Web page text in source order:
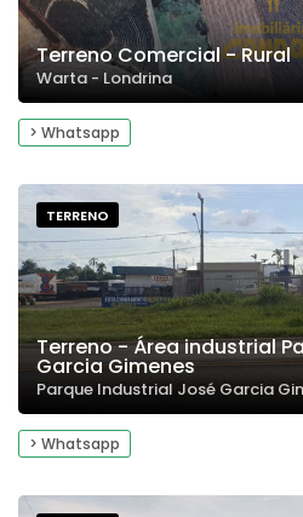
Terreno Comercial - Rural
Warta - Londrina
> Whatsapp
TERRENO
Terreno - Área industrial
Garcia Gimenes
Parque Industrial José Garcia
> Whatsapp